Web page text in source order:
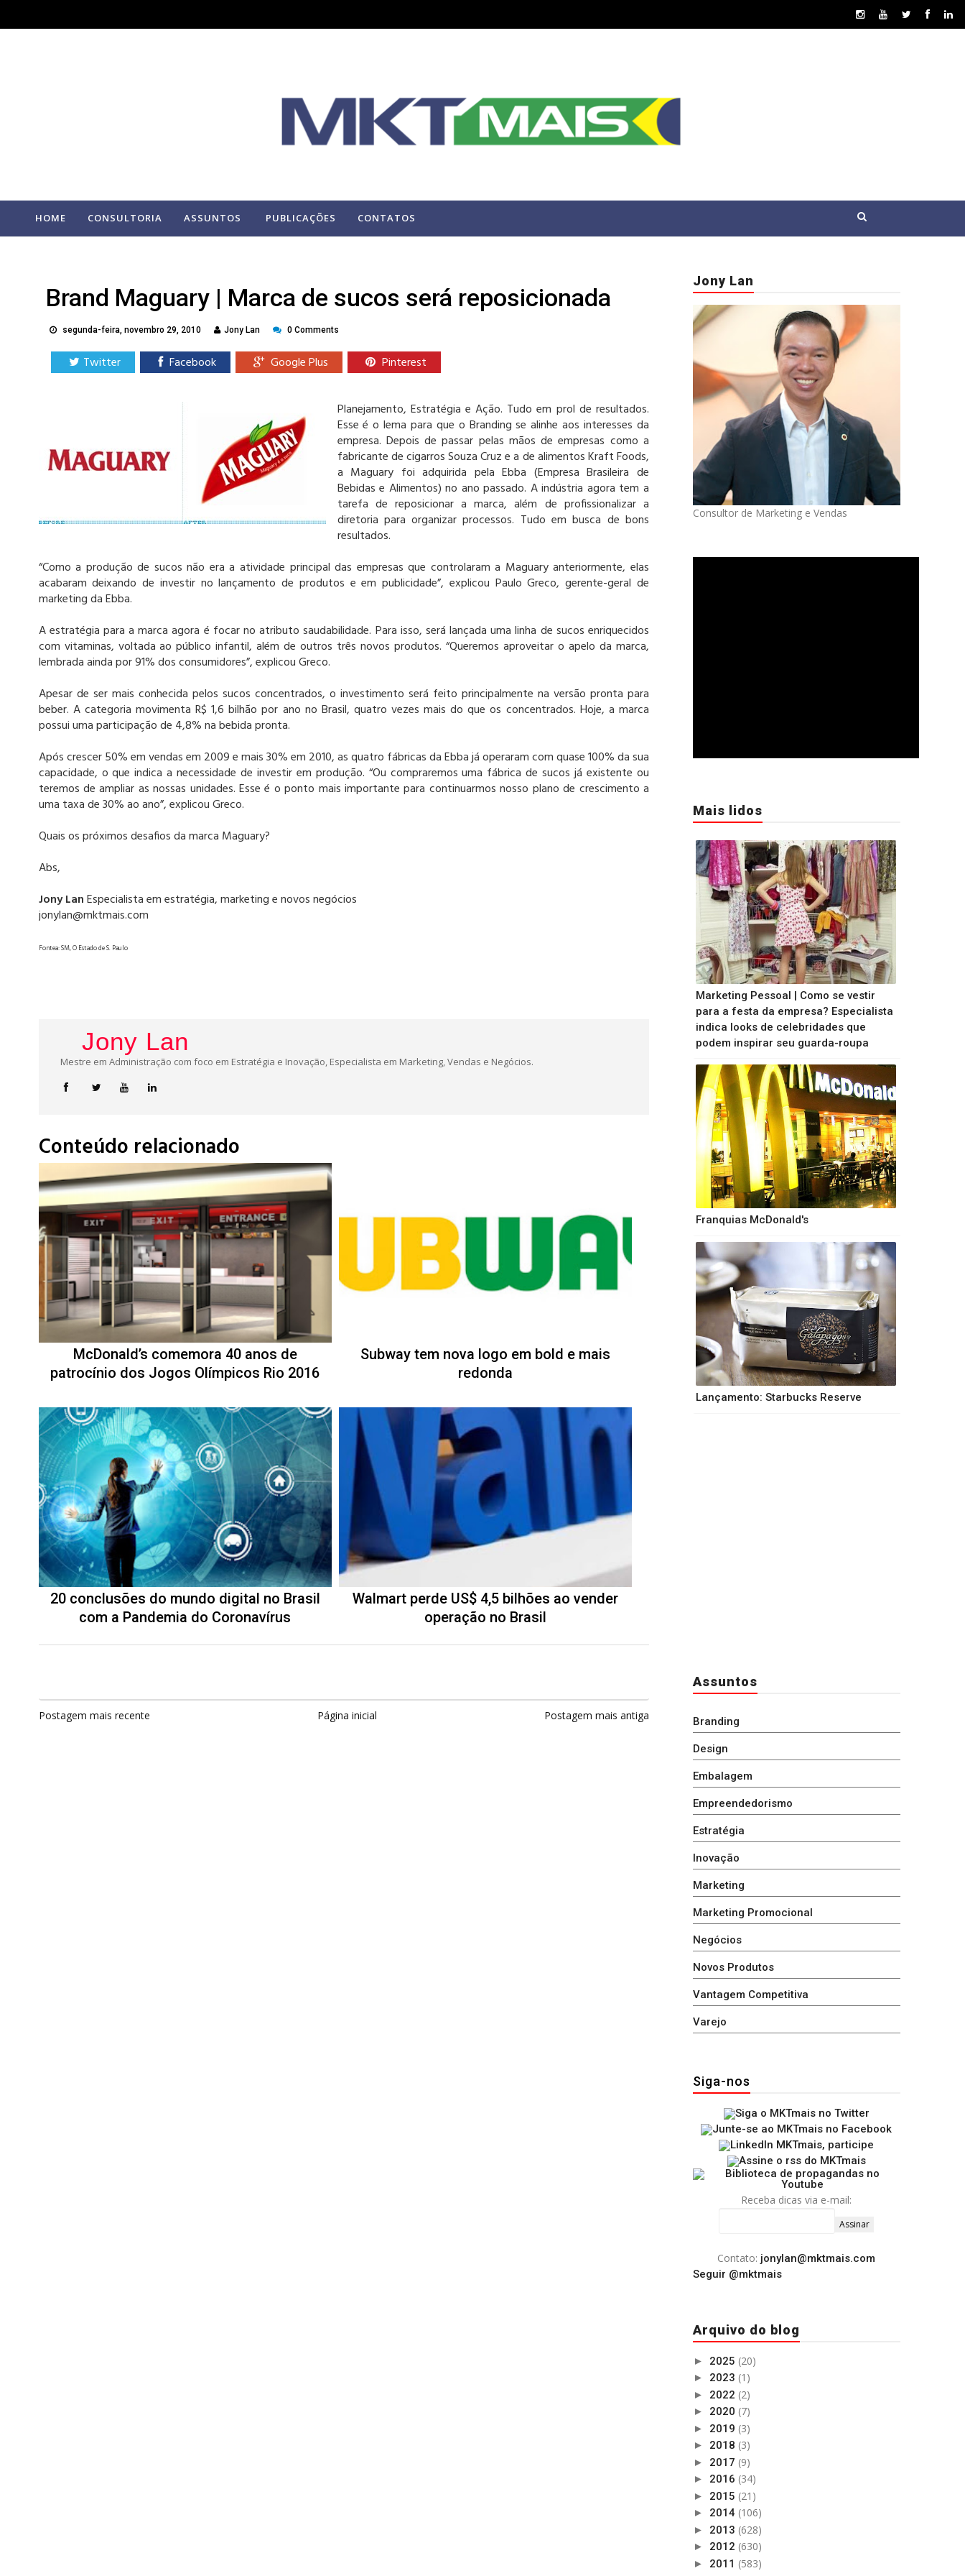
HOME CONSULTORIA ASSUNTOS PUBLICAÇÕES CONTATOS
Brand Maguary | Marca de sucos será reposicionada
segunda-feira, novembro 29, 2010 Jony Lan 0 Comments
Twitter Facebook Google Plus Pinterest
Planejamento, Estratégia e Ação. Tudo em prol de resultados.
Esse é o lema para que o Branding se alinhe aos interesses da
empresa. Depois de passar pelas mãos de empresas como a
fabricante de cigarros Souza Cruz e a de alimentos Kraft Foods,
a Maguary foi adquirida pela Ebba (Empresa Brasileira de
Bebidas e Alimentos) no ano passado. A indústria agora tem a
tarefa de reposicionar a marca, além de profissionalizar a
diretoria para organizar processos. Tudo em busca de bons
resultados.
“Como a produção de sucos não era a atividade principal das empresas que controlaram a Maguary anteriormente, elas
acabaram deixando de investir no lançamento de produtos e em publicidade”, explicou Paulo Greco, gerente-geral de
marketing da Ebba.
A estratégia para a marca agora é focar no atributo saudabilidade. Para isso, será lançada uma linha de sucos enriquecidos
com vitaminas, voltada ao público infantil, além de outros três novos produtos. “Queremos aproveitar o apelo da marca,
lembrada ainda por 91% dos consumidores”, explicou Greco.
Apesar de ser mais conhecida pelos sucos concentrados, o investimento será feito principalmente na versão pronta para
beber. A categoria movimenta R$ 1,6 bilhão por ano no Brasil, quatro vezes mais do que os concentrados. Hoje, a marca
possui uma participação de 4,8% na bebida pronta.
Após crescer 50% em vendas em 2009 e mais 30% em 2010, as quatro fábricas da Ebba já operaram com quase 100% da sua
capacidade, o que indica a necessidade de investir em produção. “Ou compraremos uma fábrica de sucos já existente ou
teremos de ampliar as nossas unidades. Esse é o ponto mais importante para continuarmos nosso plano de crescimento a
uma taxa de 30% ao ano”, explicou Greco.
Quais os próximos desafios da marca Maguary?
Abs,
Jony LanEspecialista em estratégia, marketing e novos negócios
jonylan@mktmais.com
Fontea: SM, O Estado de S. Paulo
Jony Lan
Mestre em Administração com foco em Estratégia e Inovação, Especialista em Marketing, Vendas e Negócios.
Conteúdo relacionado
McDonald’s comemora 40 anos de
patrocínio dos Jogos Olímpicos Rio 2016
Subway tem nova logo em bold e mais
redonda
20 conclusões do mundo digital no Brasil
com a Pandemia do Coronavírus
Walmart perde US$ 4,5 bilhões ao vender
operação no Brasil
Postagem mais recente Página inicial Postagem mais antiga
Jony Lan
Consultor de Marketing e Vendas
Mais lidos
Marketing Pessoal | Como se vestir
para a festa da empresa? Especialista
indica looks de celebridades que
podem inspirar seu guarda-roupa
Franquias McDonald's
Lançamento: Starbucks Reserve
Assuntos
Branding
Design
Embalagem
Empreendedorismo
Estratégia
Inovação
Marketing
Marketing Promocional
Negócios
Novos Produtos
Vantagem Competitiva
Varejo
Siga-nos
Receba dicas via e-mail:
Contato: jonylan@mktmais.com
Seguir @mktmais
Arquivo do blog
► 2025 (20)
► 2023 (1)
► 2022 (2)
► 2020 (7)
► 2019 (3)
► 2018 (3)
► 2017 (9)
► 2016 (34)
► 2015 (21)
► 2014 (106)
► 2013 (628)
► 2012 (630)
► 2011 (583)